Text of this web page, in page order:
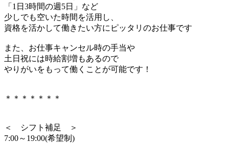
「1日3時間の週5日」など
少しでも空いた時間を活用し、
資格を活かして働きたい方にピッタリのお仕事です
また、お仕事キャンセル時の手当や
土日祝には時給割増もあるので
やりがいをもって働くことが可能です！
＊＊＊＊＊＊＊
＜ シフト補足 ＞
7:00～19:00(希望制)